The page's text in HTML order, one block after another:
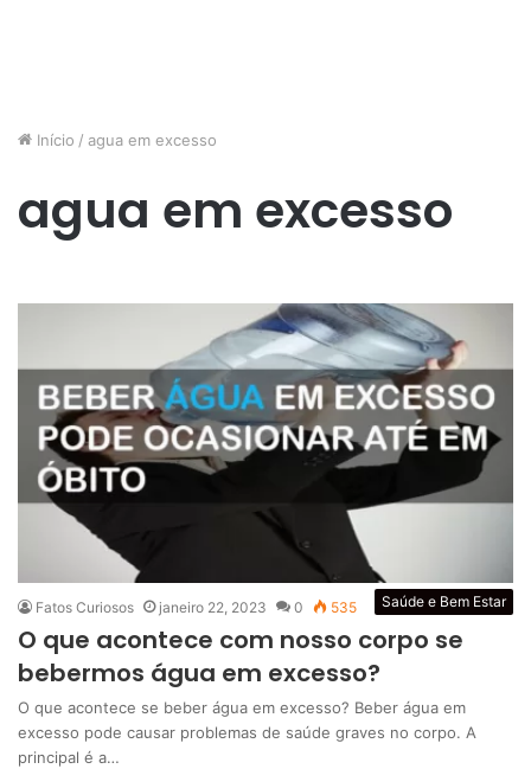
Início / agua em excesso
agua em excesso
Saúde e Bem Estar
Fatos Curiosos janeiro 22, 2023 0 535
O que acontece com nosso corpo se
bebermos água em excesso?
O que acontece se beber água em excesso? Beber água em
excesso pode causar problemas de saúde graves no corpo. A
principal é a…